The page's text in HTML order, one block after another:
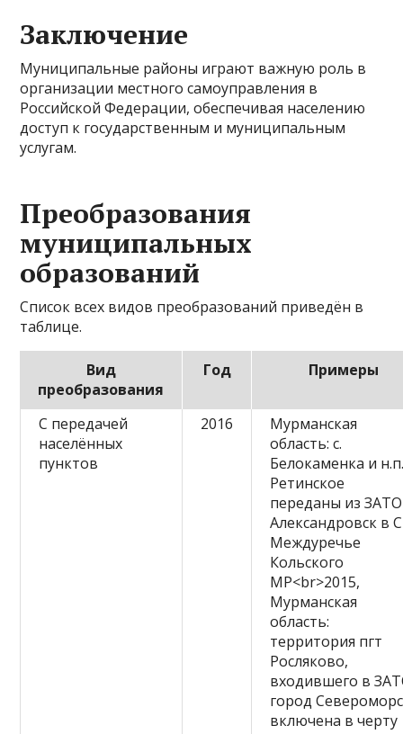
Заключение
Муниципальные районы играют важную роль в
организации местного самоуправления в
Российской Федерации, обеспечивая населению
доступ к государственным и муниципальным
услугам.
Преобразования
муниципальных
образований
Список всех видов преобразований приведён в
таблице.
Вид
преобразования
Год Примеры
С передачей
населённых
пунктов
2016
Мурманская
область: с.
Белокаменка и
Ретинское
переданы из ЗАТО
Александровск в
Междуречье
Кольского
МР<br>2015,
Мурманская
область:
территория пгт
Росляково,
входившего в
город
включена в черту